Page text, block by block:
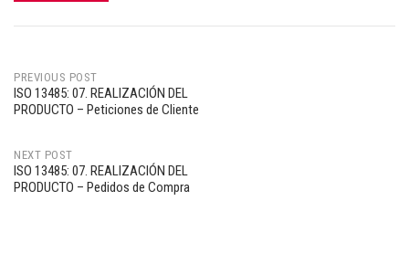
Post
navigation
PREVIOUS POST
ISO 13485: 07. REALIZACIÓN DEL
PRODUCTO – Peticiones de Cliente
NEXT POST
ISO 13485: 07. REALIZACIÓN DEL
PRODUCTO – Pedidos de Compra